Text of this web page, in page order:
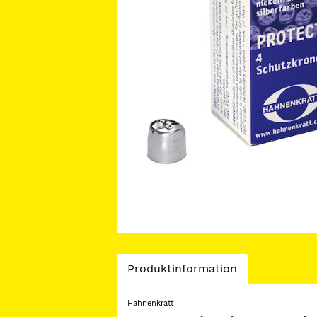
Current
Produktinformation
Hahnenkratt